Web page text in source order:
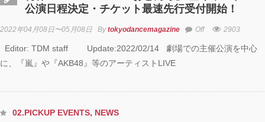
公演日程決定・チケット最速先行受付開始！
2022年04月08日〜05月08日 Bytokyodancemagazine Off 2903
Editor: TDM staff Update:2022/02/14 劇場での主催公演を中心
に、『嵐』や『AKB48』等のアーティストLIVE
02.PICKUP EVENTS, NEWS